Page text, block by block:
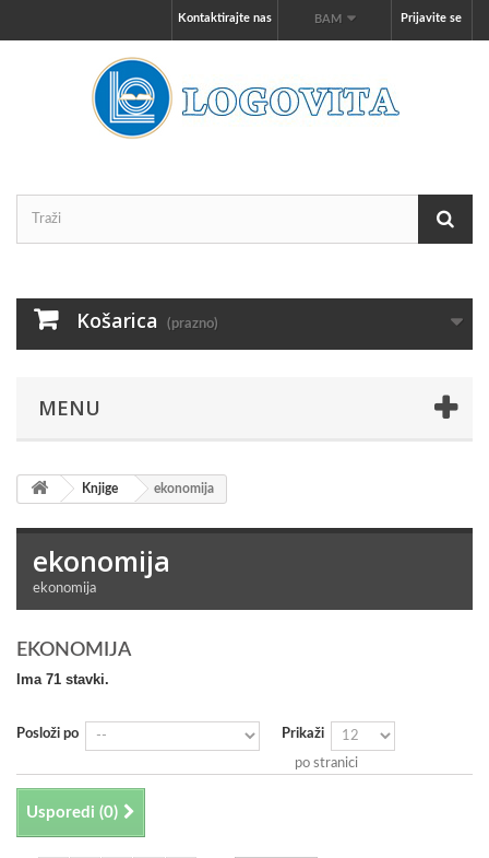
Prijavite se
BAM
Kontaktirajte nas
Košarica (prazno)
MENU
Knjige ekonomija
ekonomija
ekonomija
EKONOMIJA
Ima 71 stavki.
Posloži po Prikaži
po stranici
Usporedi (0)